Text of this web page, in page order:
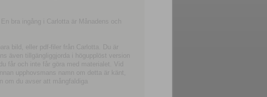
bra ingång i Carlotta är Månadens och
bild, eller pdf-filer från Carlotta. Du är
även tillgängliggjorda i högupplöst version
får och inte får göra med materialet. Vid
upphovsmans namn om detta är känt,
om du avser att mångfaldiga